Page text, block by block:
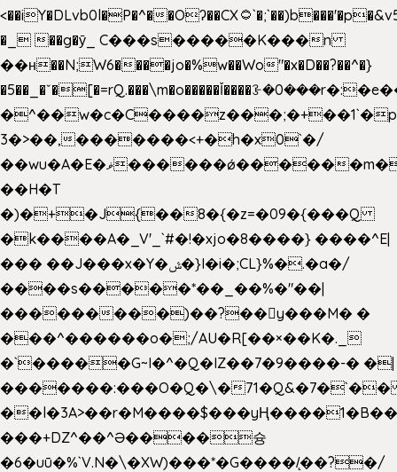
<��iY�DLvb0l�P�^��Oʔ��CX۝`�;`��)b���'�p�&v5(�
�_ ��g�ӯ_ C���s�����K���n
��н��N;W6����jo�%w��Wo"�x�D��?��^�}
�5��
3�>��,�������<+�h�x0`�/
��wu�A�E�ޥ������ǿ������m��d�C��9��e�D��1�2�/
��H�T
�)�+�J{��8�{�z=�09�{���Q
�k����A�_V'_`#�!�xjo�8����} ����^E|
��� ��J���x�Y�ݜ�}I�i�;CL}%�.�a�/
����s�����*��_��%�"��|
���������)��?��򥞾y���M� �
���^������o�;/AU�R[��×��K�._
�`�����G~I�^�Q�IZ��7�9����-� �|
�������:���O�Q�\�
���+DZ^��^Ə����슝
�6�uū�%`V.N�\�XW)���*�G����/̨��?�/